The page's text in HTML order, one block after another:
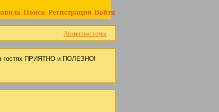
Поиск Регистрация Войти
Активные темы
в гостях ПРИЯТНО и ПОЛЕЗНО!